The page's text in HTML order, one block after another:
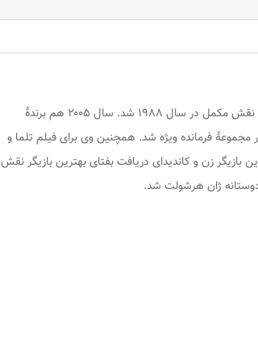
برندهٔ جایزهٔ اسکار بهترین بازیگر زن نقش مکمل در سال ۱۹۸۸ شد. سال ۲۰۰۵ هم برندهٔ
مجموعهٔفرمانده ویژه شد. همچنین وی برای فیلم تلما و
بازیگر زن و کاندیدای دریافت بفتای بهترین بازیگر نقش